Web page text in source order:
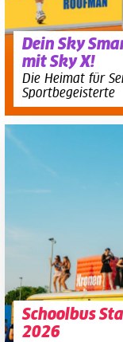
Dein Sky
mit Sky X!
Die Heimat für
Sportbegeisterte
Schoolbus
2026